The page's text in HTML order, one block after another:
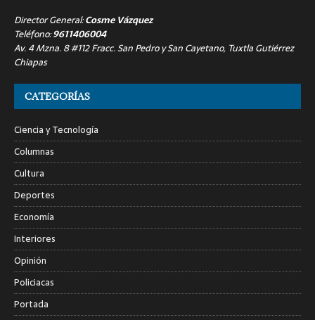
Director General:Cosme Vázquez
Teléfono:9611406004
Av. 4 Mzna. 8 #112 Fracc. San Pedro y San Cayetano, Tuxtla Gutiérrez
Chiapas
CATEGORÍAS
Ciencia y Tecnología
Columnas
Cultura
Deportes
Economía
Interiores
Opinión
Policiacas
Portada